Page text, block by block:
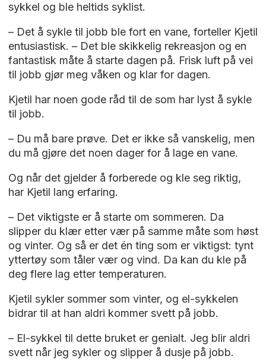
sykkel og ble heltids syklist.
– Det å sykle til jobb ble fort en vane, forteller Kjetil
entusiastisk. – Det ble skikkelig rekreasjon og en
fantastisk måte å starte dagen på. Frisk luft på vei
til jobb gjør meg våken og klar for dagen.
Kjetil har noen gode råd til de som har lyst å sykle
til jobb.
– Du må bare prøve. Det er ikke så vanskelig, men
du må gjøre det noen dager for å lage en vane.
Og når det gjelder å forberede og kle seg riktig,
har Kjetil lang erfaring.
– Det viktigste er å starte om sommeren. Da
slipper du klær etter vær på samme måte som høst
og vinter. Og så er det én ting som er viktigst: tynt
yttertøy som tåler vær og vind. Da kan du kle på
deg flere lag etter temperaturen.
Kjetil sykler sommer som vinter, og el-sykkelen
bidrar til at han aldri kommer svett på jobb.
– El-sykkel til dette bruket er genialt. Jeg blir aldri
svett når jeg sykler og slipper å dusje på jobb.